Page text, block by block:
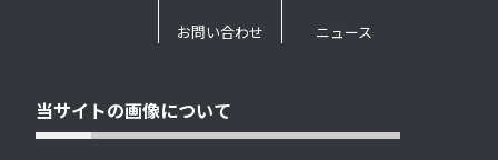
お問い合わせ ニュース
当サイトの画像について